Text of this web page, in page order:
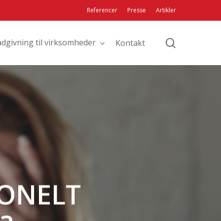
Referencer Presse Artikler
til virksomheder Kontakt